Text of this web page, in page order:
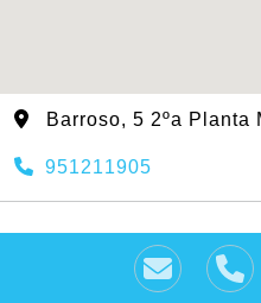
Barroso, 5 2ºa Planta
951211905